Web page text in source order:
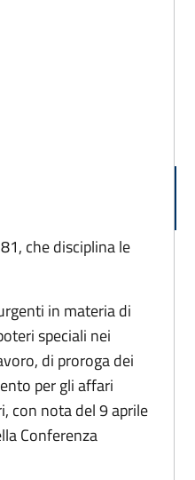
che disciplina le
in materia di
speciali nei
di proroga dei
per gli affari
con nota del 9 aprile
Conferenza